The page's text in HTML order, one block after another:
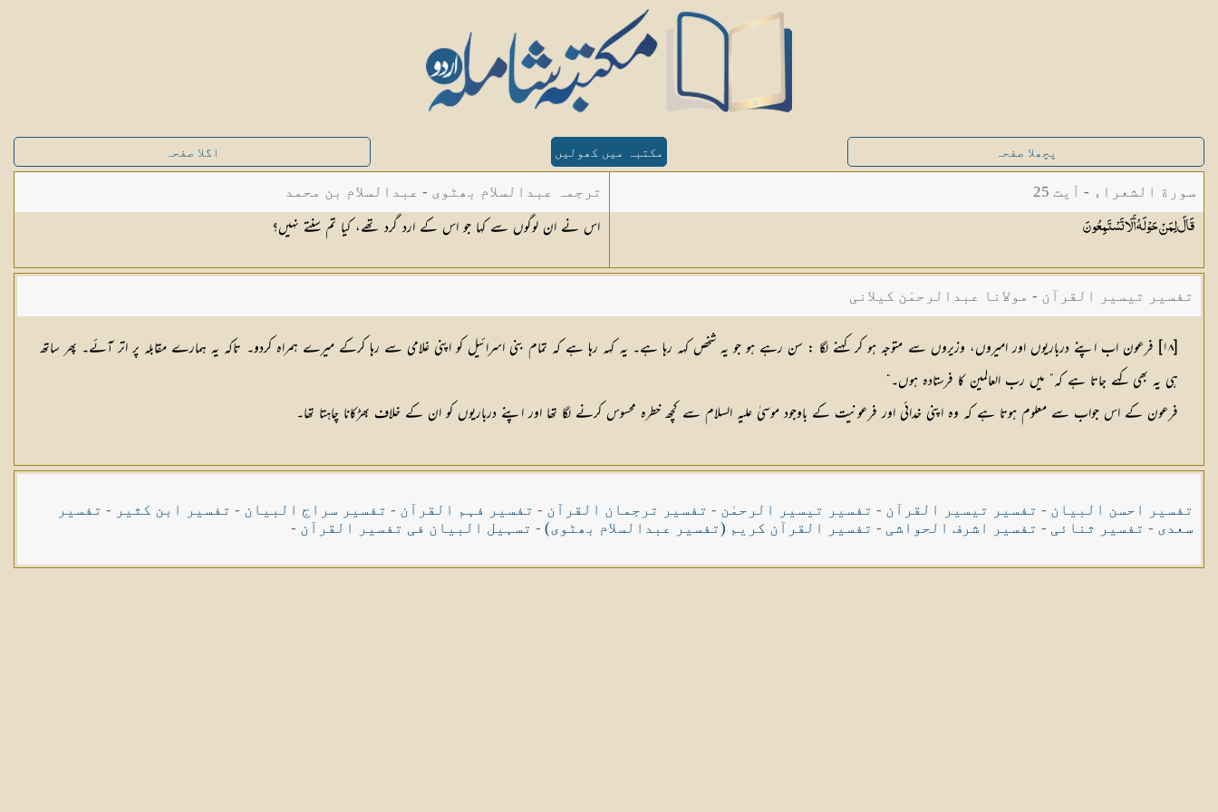
پچھلا صفحہ مکتبہ میں کھولیں اگلا صفحہ
سورة الشعراء - آیت 25
قَالَ لِمَنْ حَوْلَهُ أَلَاتَسْتَمِعُونَ
ترجمہ عبدالسلام بھٹوی - عبدالسلام بن محمد
اس نے ان لوگوں سے کہا جو اس کے ارد گرد تھے، کیا تم سنتے نہیں؟
تفسیر تیسیر القرآن - مولانا عبدالرحمٰن کیلانی
[١٨] فرعون اب اپنے درباریوں اور امیروں، وزیروں سے متوجہ ہو کر کہنے لگا : سن رہے ہو جو یہ شخص کہہ رہا ہے۔ یہ کہہ رہا ہے کہ تمام بنی اسرائیل کو اپنی غلامی سے رہا کرکے میرے ہمراہ کردو۔ تاکہ یہ ہمارے مقابلہ پر اتر آئے۔ پھر ساتھ
ہی یہ بھی کہے جاتا ہے کہ” میں رب العالمین کا فرستادہ ہوں۔“
فرعون کے اس جواب سے معلوم ہوتا ہے کہ وہ اپنی خدائی اور فرعونیت کے باوجود موسیٰ علیہ السلام سے کچھ خطرہ محسوس کرنے لگا تھا اور اپنے درباریوں کو ان کے خلاف بھڑکانا چاہتا تھا۔
تفسیر احسن البیان - تفسیر تیسیر القرآن - تفسیر تیسیر الرحمٰن - تفسیر ترجمان القرآن - تفسیر فہم القرآن - تفسیر سراج البیان - تفسیر ابن کثیر - تفسیر
سعدی - تفسیر ثنائی - تفسیر اشرف الحواشی - تفسیر القرآن کریم (تفسیر عبدالسلام بھٹوی) - تسہیل البیان فی تفسیر القرآن -